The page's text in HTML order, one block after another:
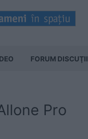
FORUM DISCUŢII
Pro